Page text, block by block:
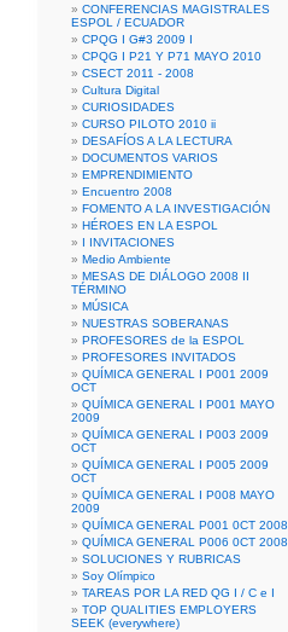
CONFERENCIAS MAGISTRALES
ESPOL / ECUADOR
CPQG I G#3 2009 I
CPQG I P21 Y P71 MAYO 2010
CSECT 2011 - 2008
Cultura Digital
CURIOSIDADES
CURSO PILOTO 2010 ii
DESAFÍOS A LA LECTURA
DOCUMENTOS VARIOS
EMPRENDIMIENTO
Encuentro 2008
FOMENTO A LA INVESTIGACIÓN
HÉROES EN LA ESPOL
I INVITACIONES
Medio Ambiente
MESAS DE DIÁLOGO 2008 II
TÉRMINO
MÚSICA
NUESTRAS SOBERANAS
PROFESORES de la ESPOL
PROFESORES INVITADOS
QUÍMICA GENERAL I P001 2009
OCT
QUÍMICA GENERAL I P001 MAYO
2009
QUÍMICA GENERAL I P003 2009
OCT
QUÍMICA GENERAL I P005 2009
OCT
QUÍMICA GENERAL I P008 MAYO
2009
QUÍMICA GENERAL P001 0CT 2008
QUÍMICA GENERAL P006 0CT 2008
SOLUCIONES Y RUBRICAS
Soy Olímpico
TAREAS POR LA RED QG I / C e I
TOP QUALITIES EMPLOYERS
SEEK (everywhere)